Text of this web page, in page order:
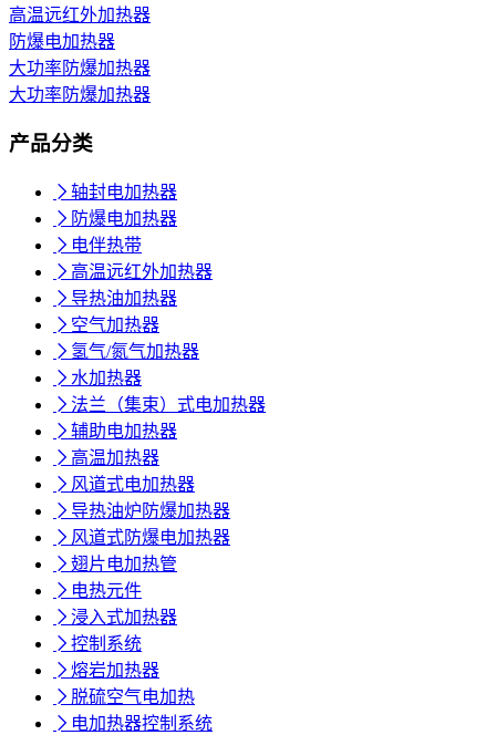
高温远红外加热器
防爆电加热器
大功率防爆加热器
大功率防爆加热器
产品分类
 轴封电加热器
 防爆电加热器
 电伴热带
 高温远红外加热器
 导热油加热器
 空气加热器
 氢气/氮气加热器
 水加热器
 法兰（集束）式电加热器
 辅助电加热器
 高温加热器
 风道式电加热器
 导热油炉防爆加热器
 风道式防爆电加热器
 翅片电加热管
 电热元件
 浸入式加热器
 控制系统
 熔岩加热器
 脱硫空气电加热
 电加热器控制系统